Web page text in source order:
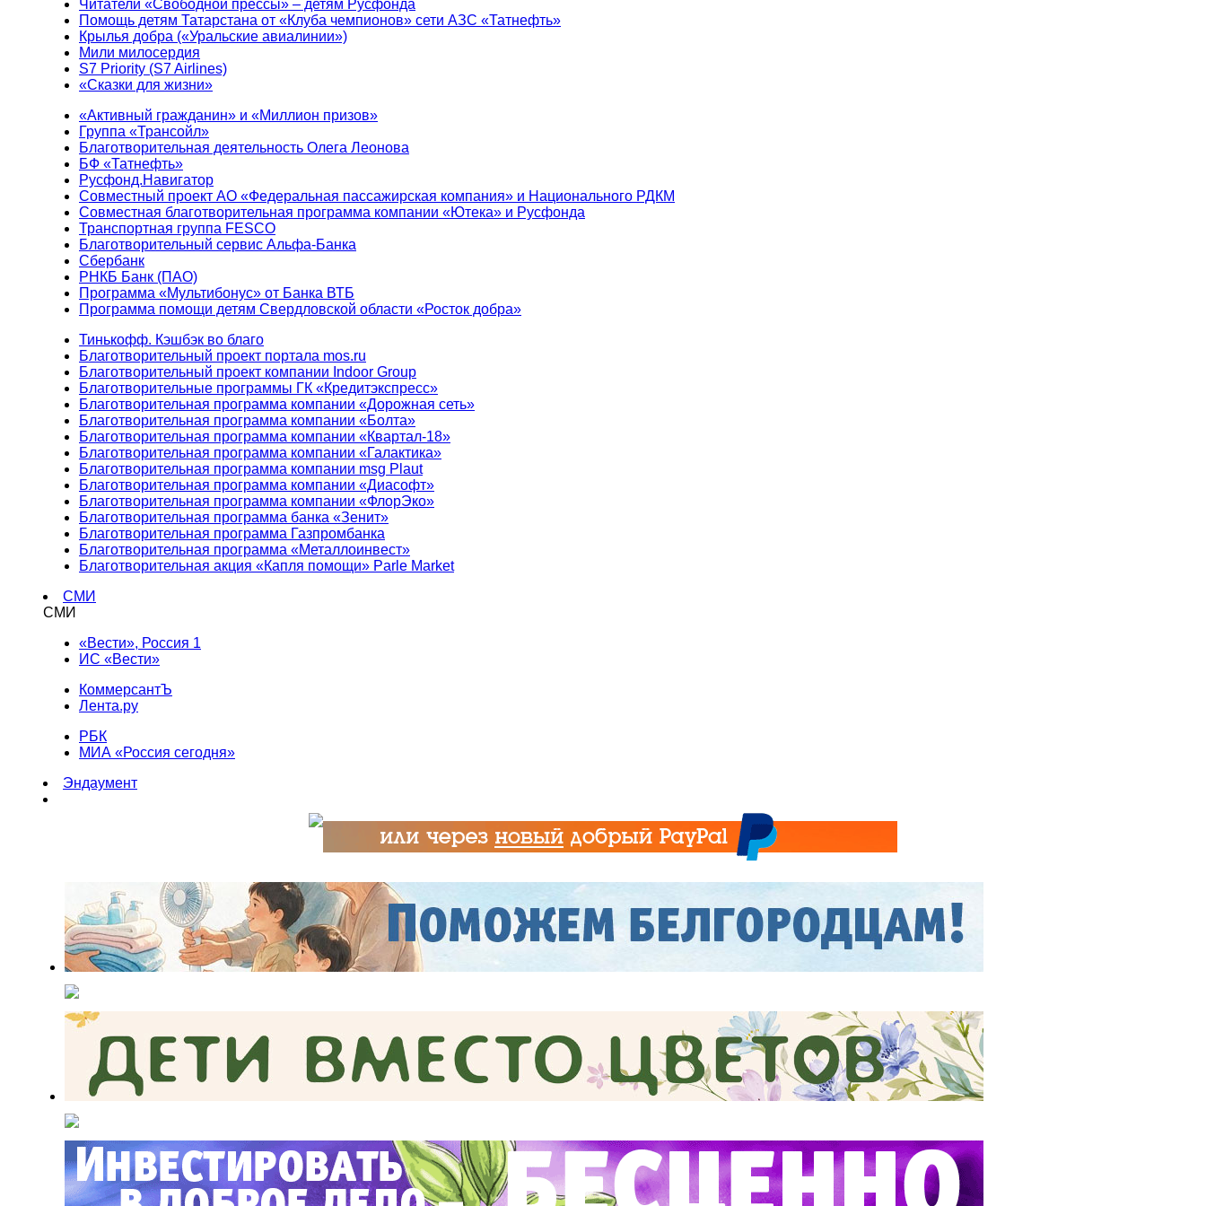
Читатели «Свободной прессы» – детям Русфонда
Помощь детям Татарстана от «Клуба чемпионов» сети АЗС «Татнефть»
Крылья добра («Уральские авиалинии»)
Мили милосердия
S7 Priority (S7 Airlines)
«Сказки для жизни»
«Активный гражданин» и «Миллион призов»
Группа «Трансойл»
Благотворительная деятельность Олега Леонова
БФ «Татнефть»
Русфонд.Навигатор
Совместный проект АО «Федеральная пассажирская компания» и Национального РДКМ
Совместная благотворительная программа компании «Ютека» и Русфонда
Транспортная группа FESCO
Благотворительный сервис Альфа-Банка
Сбербанк
РНКБ Банк (ПАО)
Программа «Мультибонус» от Банка ВТБ
Программа помощи детям Свердловской области «Росток добра»
Тинькофф. Кэшбэк во благо
Благотворительный проект портала mos.ru
Благотворительный проект компании Indoor Group
Благотворительные программы ГК «Кредитэкспресс»
Благотворительная программа компании «Дорожная сеть»
Благотворительная программа компании «Болта»
Благотворительная программа компании «Квартал-18»
Благотворительная программа компании «Галактика»
Благотворительная программа компании msg Plaut
Благотворительная программа компании «Диасофт»
Благотворительная программа компании «ФлорЭко»
Благотворительная программа банка «Зенит»
Благотворительная программа Газпромбанка
Благотворительная программа «Металлоинвест»
Благотворительная акция «Капля помощи» Parle Market
СМИ
СМИ
«Вести», Россия 1
ИС «Вести»
КоммерсантЪ
Лента.ру
РБК
МИА «Россия сегодня»
Эндаумент